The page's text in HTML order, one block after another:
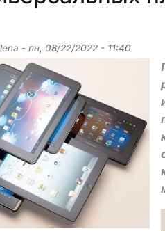
- пн, 08/22/2022 - 11:40